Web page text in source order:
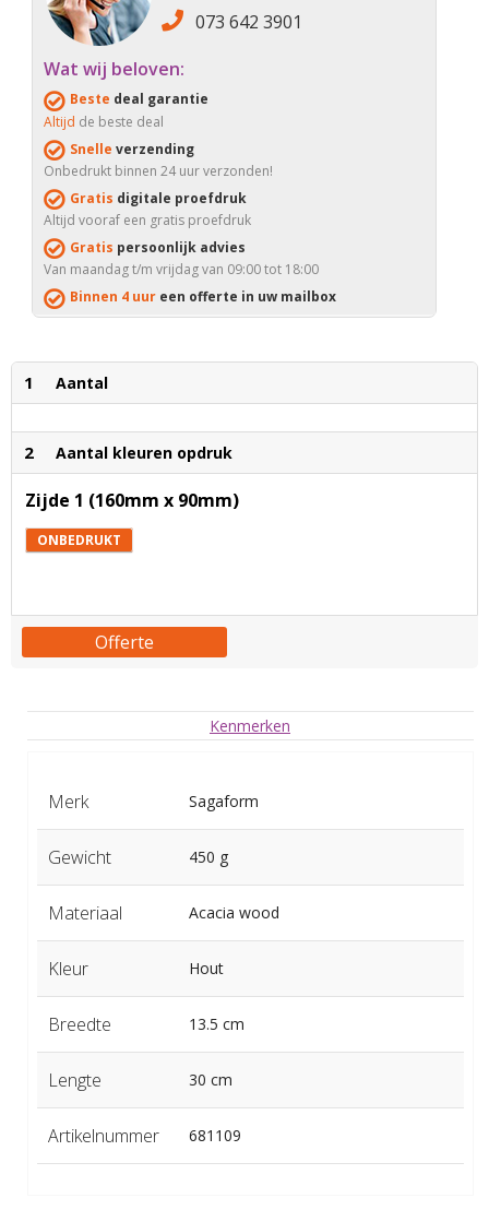
073 642 3901
Wat wij beloven:
Beste deal garantie
Altijd de beste deal
Snelle verzending
Onbedrukt binnen 24 uur verzonden!
Gratis digitale proefdruk
Altijd vooraf een gratis proefdruk
Gratis persoonlijk advies
Van maandag t/m vrijdag van 09:00 tot 18:00
Binnen 4 uur een offerte in uw mailbox
1 Aantal
2 Aantal kleuren opdruk
Zijde 1 (160mm x 90mm)
ONBEDRUKT
Offerte
Kenmerken
Merk Sagaform
Gewicht 450 g
Materiaal Acacia wood
Kleur Hout
Breedte 13.5 cm
Lengte 30 cm
Artikelnummer 681109